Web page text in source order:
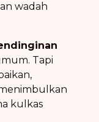
wadah
Tapi
kulkas